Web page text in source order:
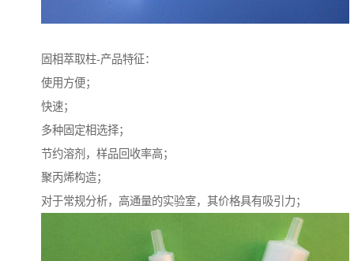
固相萃取柱-产品特征：
使用方便；
快速；
多种固定相选择；
节约溶剂，样品回收率高；
聚丙烯构造；
对于常规分析，高通量的实验室，其价格具有吸引力；